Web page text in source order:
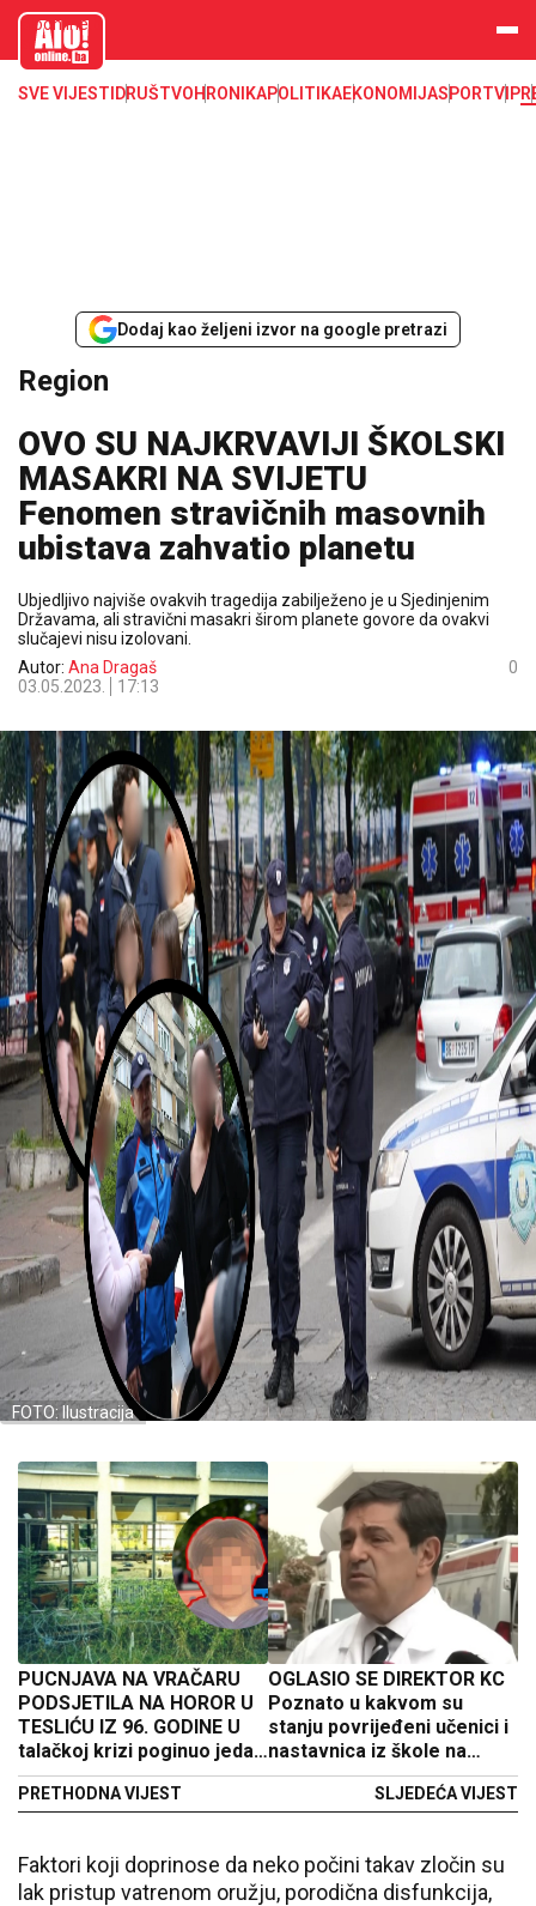
aloonline.b
SVE VIJESTI DRUŠTVOHRONIKAPOLITIKAEKONOMIJASPORTVIP
Dodaj kao željeni izvor na google pretrazi
Region
OVO SU NAJKRVAVIJI ŠKOLSKI
MASAKRI NA SVIJETU
Fenomen stravičnih masovnih
ubistava zahvatio planetu
Ubjedljivo najviše ovakvih tragedija zabilježeno je u Sjedinjenim
Državama, ali stravični masakri širom planete govore da ovakvi
slučajevi nisu izolovani.
Autor: Ana Dragaš
03.05.2023.
17:13
0
FOTO: Ilustracija
PUCNJAVA NA VRAČARU
PODSJETILA NA HOROR U
TESLIĆU IZ 96. GODINE U
talačkoj krizi poginuo jedan
učenik, a 18 ranjeno:
Bomba pala među đake
PRETHODNA VIJEST
OGLASIO SE DIREKTOR KC
Poznato u kakvom su
stanju povrijeđeni učenici i
nastavnica iz škole na
Vračaru
SLJEDEĆA VIJEST
Faktori koji doprinose da neko počini takav zločin su
lak pristup vatrenom oružju, porodična disfunkcija,